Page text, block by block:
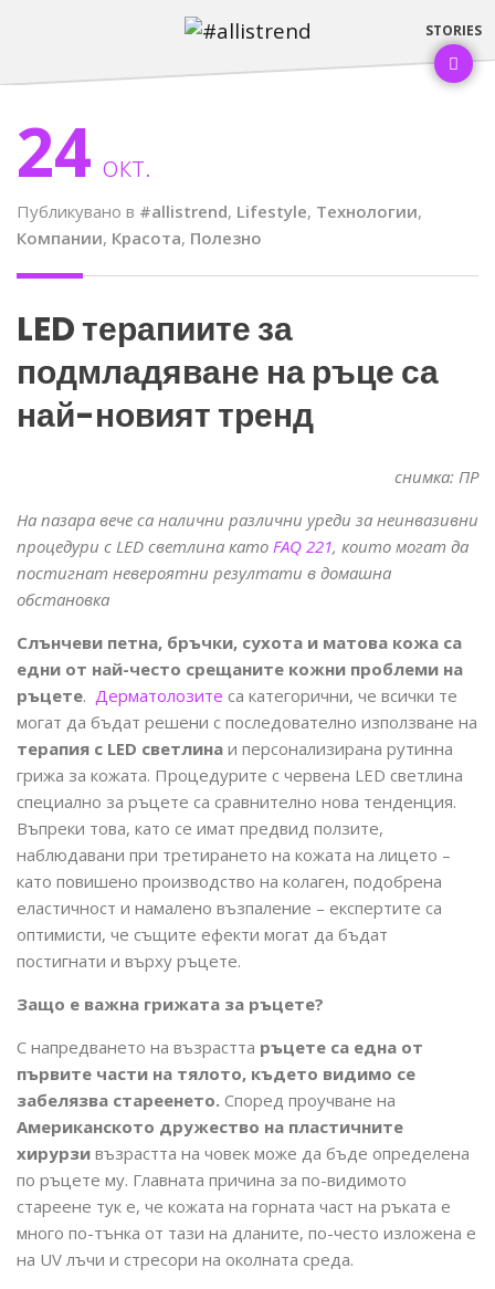
24 окт.
Публикувано в #allistrend, Lifestyle, Tехнологии,
Компании, Красота, Полезно
LED терапиите за
подмладяване на ръце са
най-новият тренд
снимка: ПР
На пазара вече са налични различни уреди за неинвазивни
процедури с LED светлина като FAQ 221, които могат да
постигнат невероятни резултати в дoмашна
обстановка
Слънчеви петна, бръчки, сухота и матова кожа са
едни от най-често срещаните кожни проблеми на
ръцете. Дерматолозите са категорични, че всички те
могат да бъдат решени с последователно използване на
терапия с LED светлина и персонализирана рутинна
грижа за кожата. Процедурите с червена LED светлина
специално за ръцете са сравнително нова тенденция.
Въпреки това, като се имат предвид ползите,
наблюдавани при третирането на кожата на лицето –
като повишено производство на колаген, подобрена
еластичност и намалено възпаление – експертите са
оптимисти, че същите ефекти могат да бъдат
постигнати и върху ръцете.
Защо е важна грижата за ръцете?
С напредването на възрастта ръцете са една от
първите части на тялото, където видимо се
забелязва стареенето. Според проучване на
Американското дружество на пластичните
хирурзи възрастта на човек може да бъде определена
по ръцете му. Главната причина за по-видимото
стареене тук е, че кожата на горната част на ръката е
много по-тънка от тази на дланите, по-често изложена е
на UV лъчи и стресори на околната среда.